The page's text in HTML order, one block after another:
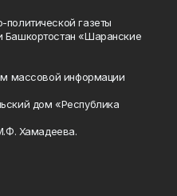
газеты
Башкортостан «Шаранские
массовой информации
дом «Республика
Хамадеева.